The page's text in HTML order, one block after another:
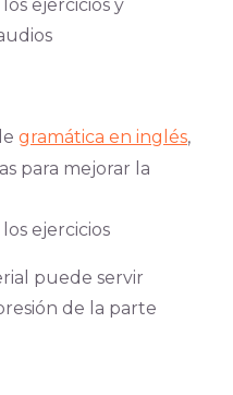
ejercicios y
gramática en inglés,
para mejorar la
ejercicios
puede servir
de la parte